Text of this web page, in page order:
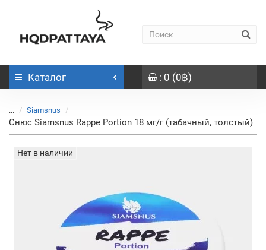
Каталог : 0 (0฿)
... Siamsnus
Снюс Siamsnus Rappe Portion 18 мг/г (табачный, толстый)
Нет в наличии